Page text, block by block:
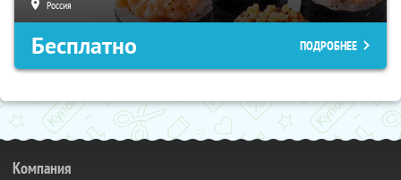
Россия
Бесплатно ПОДРОБНЕЕ
Компания